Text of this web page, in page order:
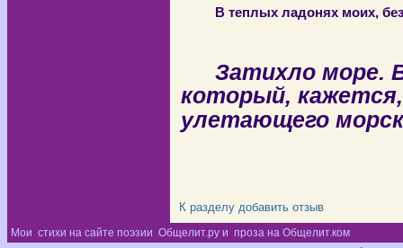
В теплых ладонях моих,
Затихло море.
который,
улетающего
К разделу добавить отзыв
Мои стихи на сайте поэзии Общелит.ру и проза на Общелит.ком